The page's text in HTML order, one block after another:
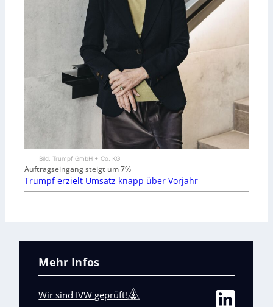
Bild: Trumpf GmbH + Co. KG
Auftragseingang steigt um 7%
Trumpf erzielt Umsatz knapp über Vorjahr
Mehr Infos
Wir sind IVW geprüft!